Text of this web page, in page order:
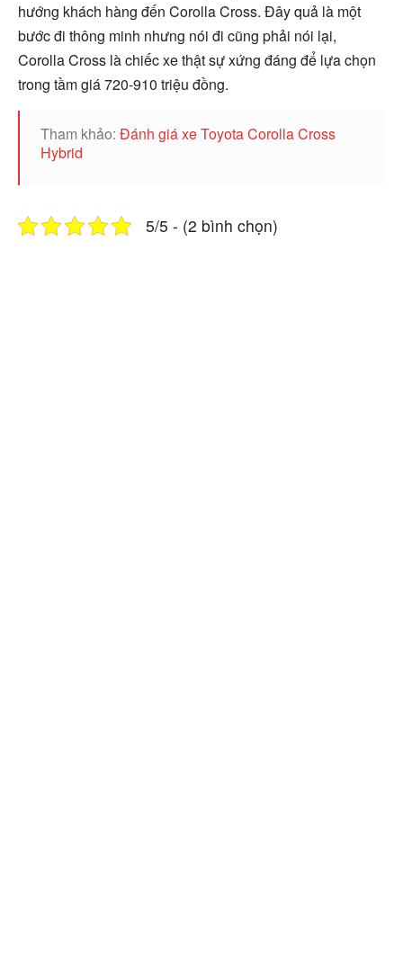
hướng khách hàng đến Corolla Cross. Đây quả là một
bước đi thông minh nhưng nói đi cũng phải nói lại,
Corolla Cross là chiếc xe thật sự xứng đáng để lựa chọn
trong tầm giá 720-910 triệu đồng.
Tham khảo: Đánh giá xe Toyota Corolla Cross
Hybrid
5/5 - (2 bình chọn)